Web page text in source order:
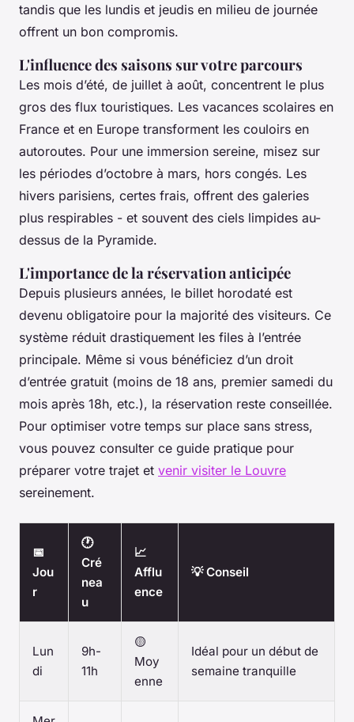
tandis que les lundis et jeudis en milieu de journée
offrent un bon compromis.
L'influence des saisons sur votre parcours
Les mois d’été, de juillet à août, concentrent le plus
gros des flux touristiques. Les vacances scolaires en
France et en Europe transforment les couloirs en
autoroutes. Pour une immersion sereine, misez sur
les périodes d’octobre à mars, hors congés. Les
hivers parisiens, certes frais, offrent des galeries
plus respirables - et souvent des ciels limpides au-
dessus de la Pyramide.
L'importance de la réservation anticipée
Depuis plusieurs années, le billet horodaté est
devenu obligatoire pour la majorité des visiteurs. Ce
système réduit drastiquement les files à l’entrée
principale. Même si vous bénéficiez d’un droit
d’entrée gratuit (moins de 18 ans, premier samedi du
mois après 18h, etc.), la réservation reste conseillée.
Pour optimiser votre temps sur place sans stress,
vous pouvez consulter ce guide pratique pour
préparer votre trajet et venir visiter le Louvre
sereinement.
📅
Jou
r
🕐
Cré
nea
u
📈
Afflu
ence
💡 Conseil
Lun
di
9h-
11h
🟡
Moy
enne
Idéal pour un début de
semaine tranquille